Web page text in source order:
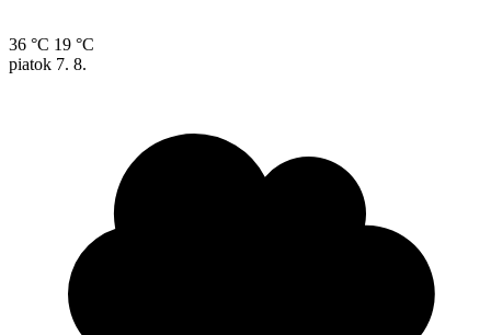
36 °C 19 °C
piatok 7. 8.